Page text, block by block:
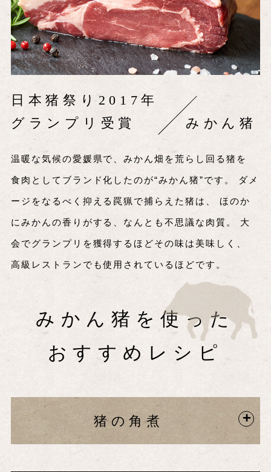
日本猪祭り2017年
グランプリ受賞
みかん猪
温暖な気候の愛媛県で、みかん畑を荒らし回る猪を
食肉としてブランド化したのが“みかん猪”です。 ダメ
ージをなるべく抑える罠猟で捕らえた猪は、 ほのか
にみかんの香りがする、なんとも不思議な肉質。 大
会でグランプリを獲得するほどその味は美味しく、
高級レストランでも使用されているほどです。
みかん猪を使った
おすすめレシピ
猪の角煮